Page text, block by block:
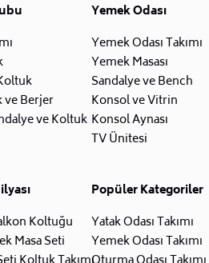
ve Berjer
ve Koltuk
Yemek Odası
Yemek Odası Takımı
Yemek Masası
Sandalye ve Bench
Konsol ve Vitrin
Konsol Aynası
TV Ünitesi
Koltuğu
Masa Seti
Popüler Kategoriler
Yatak Odası Takımı
Yemek Odası Takımı